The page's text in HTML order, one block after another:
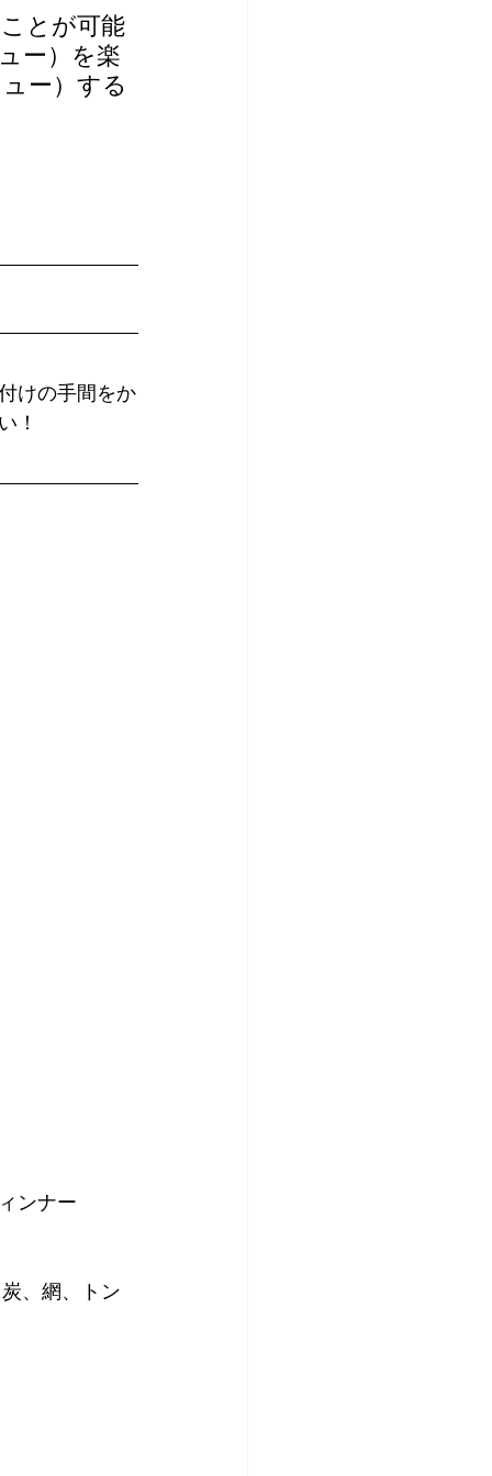
とが可能
ー）を楽
ー）する
けの手間をか
！
ンナー
、網、トン